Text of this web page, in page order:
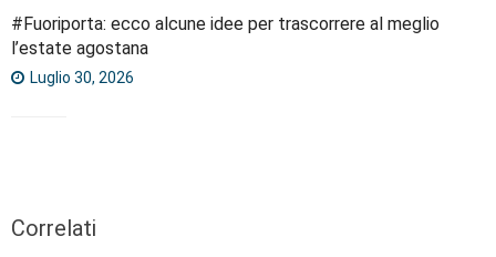
#Fuoriporta: ecco alcune idee per trascorrere al meglio
l’estate agostana
Luglio 30, 2026
Correlati